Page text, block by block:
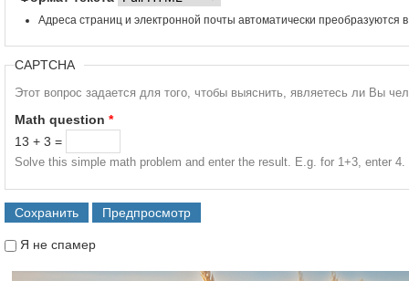
Адреса страниц и электронной почты автоматически преобразуются
CAPTCHA
Этот вопрос задается для того, чтобы выяснить, являетесь ли Вы
Math question *
13 + 3 =
Solve this simple math problem and enter the result. E.g. for 1+3, enter 4.
Я не спамер